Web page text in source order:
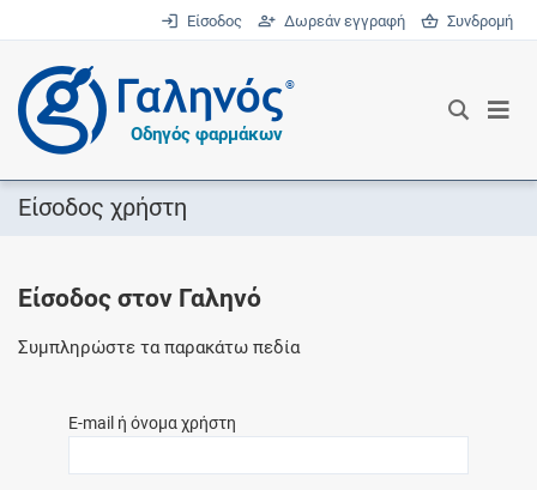
Είσοδος Δωρεάν εγγραφή Συνδρομή
®
Οδηγός φαρμάκων
Είσοδος χρήστη
Είσοδος στον Γαληνό
Συμπληρώστε τα παρακάτω πεδία
E-mail ή όνομα χρήστη